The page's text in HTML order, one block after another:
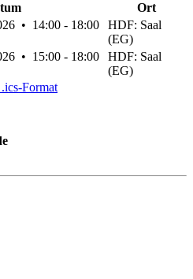
Ort
• 14:00 - 18:00
HDF: Saal
(EG)
• 15:00 - 18:00
HDF: Saal
(EG)
Format